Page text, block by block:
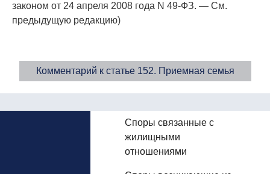
законом от 24 апреля 2008 года N 49-ФЗ. — См.
предыдущую редакцию)
Комментарий к статье 152. Приемная семья
Споры связанные с
жилищными
отношениями